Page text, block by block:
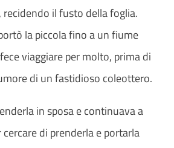
recidendo il fusto della foglia.
la piccola fino a un fiume
viaggiare per molto, prima di
di un fastidioso coleottero.
in sposa e continuava a
di prenderla e portarla